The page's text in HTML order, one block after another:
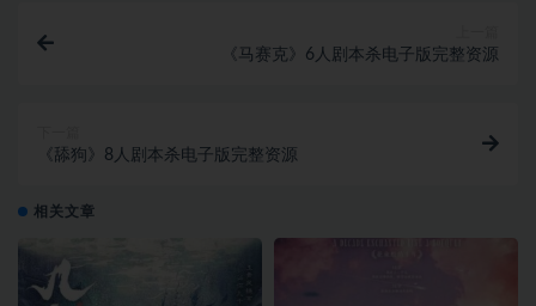
《马赛克》6人剧本杀电子版完整资源
《舔狗》8人剧本杀电子版完整资源
相关文章